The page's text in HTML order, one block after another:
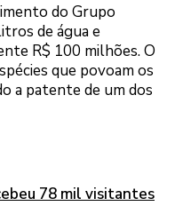
do Grupo
de água e
R$ 100 milhões. O
que povoam os
a patente de um dos
78 mil visitantes